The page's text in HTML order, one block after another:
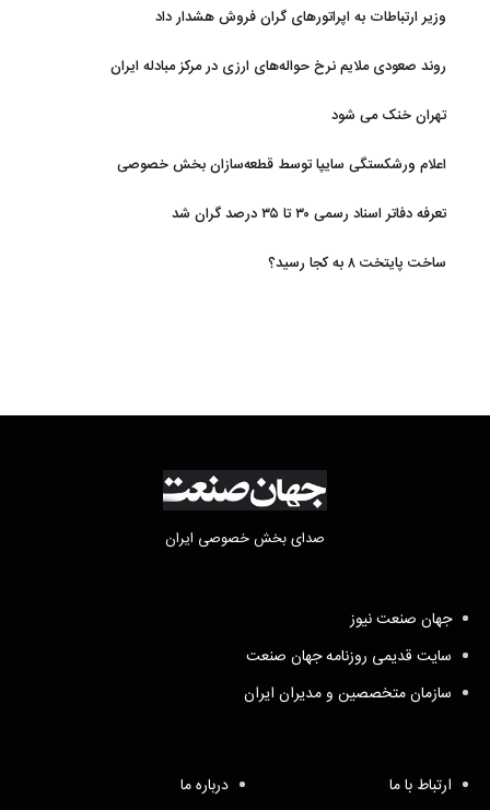
وزیر ارتباطات به اپراتورهای گران فروش هشدار داد
روند صعودی ملایم نرخ حواله‌های ارزی در مرکز مبادله ایران
تهران خنک می شود
اعلام ورشکستگی سایپا توسط قطعه‌سازان بخش خصوصی
تعرفه دفاتر اسناد رسمی ۳۰ تا ۳۵ درصد گران شد
ساخت پایتخت ۸ به کجا رسید؟
صدای بخش خصوصی ایران
جهان صنعت نیوز
سایت قدیمی روزنامه جهان صنعت
سازمان متخصصین و مدیران ایران
ارتباط با ما درباره ما